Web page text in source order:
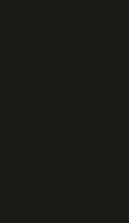
12 anos), idosos (acima
dezembro de 2013, e Lei
de ingressos, a meia-
de 60 a 64 anos,
Sociais do
ensino e acompanhantes